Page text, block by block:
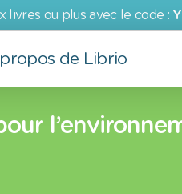
livres ou plus avec le code :
de Librio